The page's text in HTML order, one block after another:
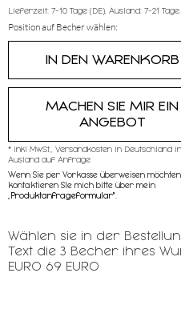
Lieferzeit: 7-10 Tage (DE), Ausland: 7-21 Tage.
Position auf Becher wählen:
MACHEN SIE MIR EIN
ANGEBOT
* inkl MwSt,, Versandkosten in Deutschland
Ausland auf Anfrage
Wenn Sie per Vorkasse überweisen möchten,
kontaktieren SIe mich bitte über mein
Produktanfrageformular"
Wählen sie in der
Text die 3 Becher ihres
EURO 69 EURO